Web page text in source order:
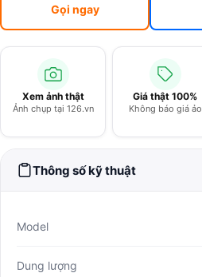
Gọi ngay
Xem ảnh thật
Ảnh chụp tại 126.vn
Giá thật 100%
Không báo giá ảo
Thông số kỹ thuật
Model
Dung lượng